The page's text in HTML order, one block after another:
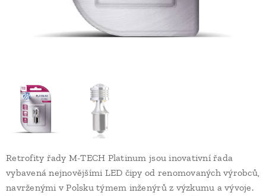
Retrofity řady M-TECH Platinum jsou inovativní řada
vybavená nejnovějšími LED čipy od renomovaných výrobců,
navrženými v Polsku týmem inženýrů z výzkumu a vývoje.